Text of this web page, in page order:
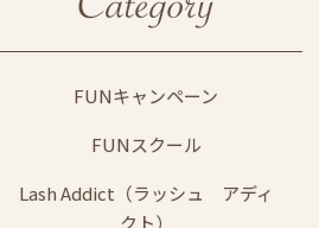
FUNキャンペーン
FUNスクール
Lash Addict（ラッシュ アディ
クト）